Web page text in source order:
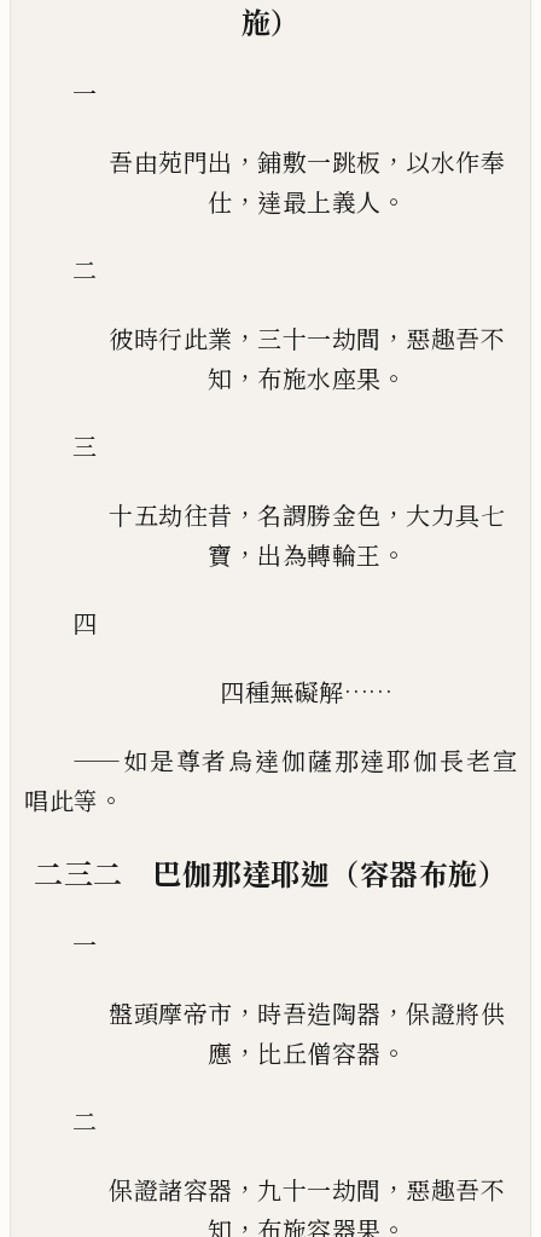
施）
一
吾由苑門出 ， 鋪敷一跳板 ， 以水作奉
仕 ， 達最上義人 。
二
彼時行此業 ， 三十一劫間 ， 惡趣吾不
知 ， 布施水座果 。
三
十五劫往昔 ， 名謂勝金色 ， 大力具七
寶 ， 出為轉輪王 。
四
四種無礙解……
——如是尊者烏達伽薩那達耶伽長老宣
唱此等 。
二三二 巴伽那達耶迦（容器布施）
一
盤頭摩帝市 ， 時吾造陶器 ， 保證將供
應 ， 比丘僧容器 。
二
保證諸容器 ， 九十一劫間 ， 惡趣吾不
知 ， 布施容器果 。